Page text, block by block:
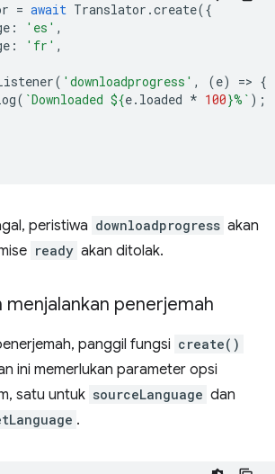
= await Translator .create({
: 'es' ,
: 'fr' ,
( 'downloadprogress' , (e) => {
( `Downloaded ${e. loaded * 100}%` );
peristiwa downloadprogress akan
ready akan ditolak.
penerjemah
panggil fungsi create()
ini memerlukan parameter opsi
satu untuk sourceLanguage dan
.